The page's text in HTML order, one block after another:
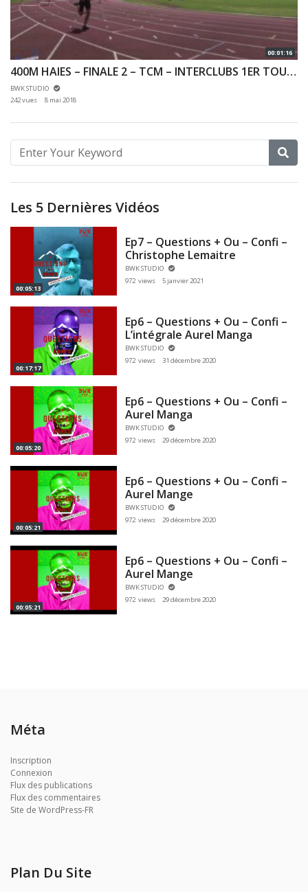
00:01:16
400M HAIES – FINALE 2 – TCM – INTERCLUBS 1ER TOUR N1 N2 – 06/05/2018 – ANTONY
BWK STUDIO
242 vues
8 mai 2018
Les 5 Dernières Vidéos
00:05:13
Ep7 – Questions + Ou – Confi –
Christophe Lemaitre
BWK STUDIO
972 views
5 janvier 2021
00:17:17
Ep6 – Questions + Ou – Confi –
L’intégrale Aurel Manga
BWK STUDIO
972 views
31 décembre 2020
00:05:20
Ep6 – Questions + Ou – Confi –
Aurel Manga
BWK STUDIO
972 views
29 décembre 2020
00:05:21
Ep6 – Questions + Ou – Confi –
Aurel Mange
BWK STUDIO
972 views
29 décembre 2020
00:05:21
Ep6 – Questions + Ou – Confi –
Aurel Mange
BWK STUDIO
972 views
29 décembre 2020
Méta
Inscription
Connexion
Flux des publications
Flux des commentaires
Site de WordPress-FR
Plan Du Site